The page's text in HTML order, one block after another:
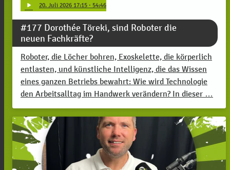
play_arrow 20. Juli 2026 17:15 · 54:46
#177 Dorothée Töreki, sind Roboter die
neuen Fachkräfte?
Roboter, die Löcher bohren, Exoskelette, die körperlich
entlasten, und künstliche Intelligenz, die das Wissen
eines ganzen Betriebs bewahrt: Wie wird Technologie
den Arbeitsalltag im Handwerk verändern? In dieser …